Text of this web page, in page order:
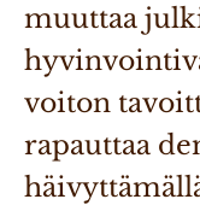
muuttaa
voiton
rapauttaa